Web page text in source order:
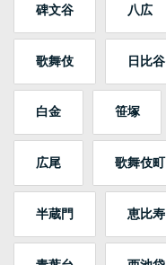
碑文谷 八広
歌舞伎 日比谷
白金 笹塚
広尾 歌舞伎町
半蔵門 恵比寿